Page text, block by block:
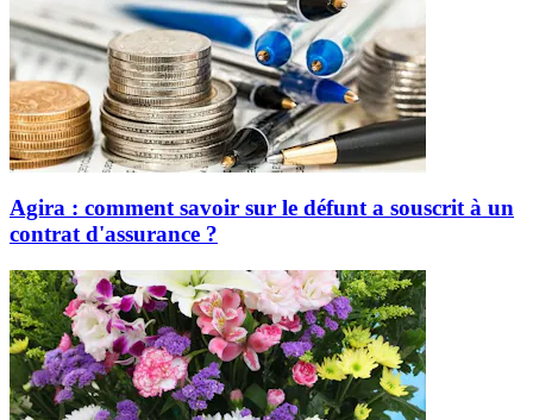
Agira : comment savoir sur le défunt a souscrit à un
contrat d'assurance ?